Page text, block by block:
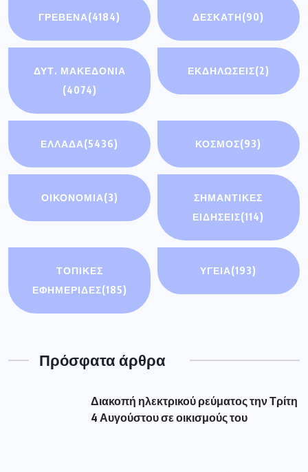
ΓΡΕΒΕΝΑ(4184) ΔΕΣΚΑΤΗ(90)
ΔΥΤ. ΜΑΚΕΔΟΝΙΑ
(4074)
ΕΚΔΗΛΩΣΕΙΣ(2)
ΕΛΛΑΔΑ(5436) ΚΟΣΜΟΣ(93)
ΟΙΚΟΝΟΜΊΑ(3)
ΣΗΜΑΝΤΙΚΈΣ
ΕΙΔΉΣΕΙΣ(114)
ΤΟΠΙΚΕΣ
ΕΦΗΜΕΡΙΔΕΣ(185)
ΥΓΕΙΑ(193)
Πρόσφατα άρθρα
Διακοπή ηλεκτρικού ρεύματος την Τρίτη
4 Αυγούστου σε οικισμούς του